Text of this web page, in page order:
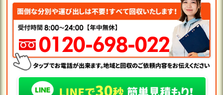
0120-698-022